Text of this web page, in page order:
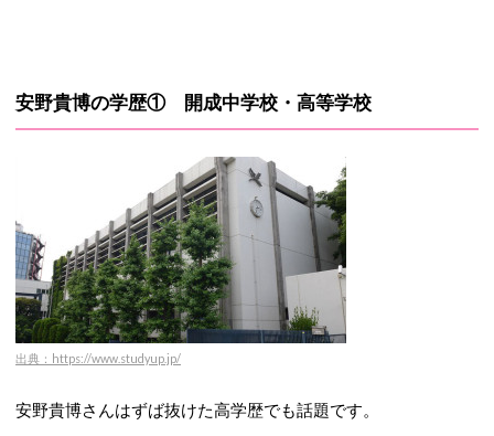
安野貴博の学歴① 開成中学校・高等学校
出典：https://www.studyup.jp/
安野貴博さんはずば抜けた高学歴でも話題です。